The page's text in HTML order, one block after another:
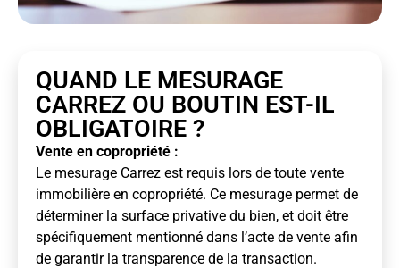
QUAND LE MESURAGE
CARREZ OU BOUTIN EST-IL
OBLIGATOIRE ?
Vente en copropriété :
Le mesurage Carrez est requis lors de toute vente
immobilière en copropriété. Ce mesurage permet de
déterminer la surface privative du bien, et doit être
spécifiquement mentionné dans l’acte de vente afin
de garantir la transparence de la transaction.